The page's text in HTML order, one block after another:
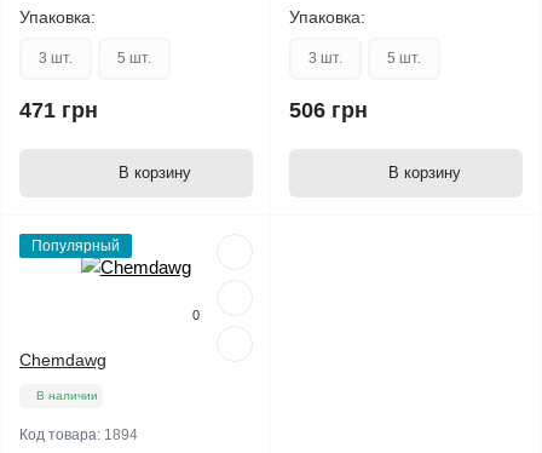
Упаковка:
3 шт. 5 шт.
471 грн
В корзину
Упаковка:
3 шт. 5 шт.
506 грн
В корзину
Популярный
0
Chemdawg
В наличии
Код товара: 1894